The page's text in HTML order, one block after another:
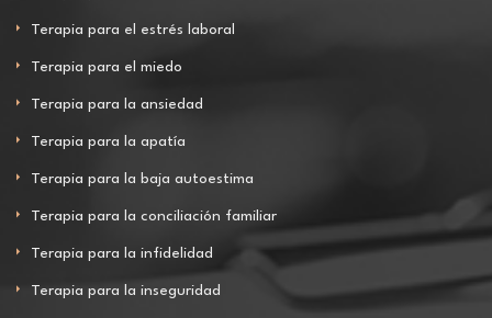
Terapia para el estrés laboral
Terapia para el miedo
Terapia para la ansiedad
Terapia para la apatía
Terapia para la baja autoestima
Terapia para la conciliación familiar
Terapia para la infidelidad
Terapia para la inseguridad